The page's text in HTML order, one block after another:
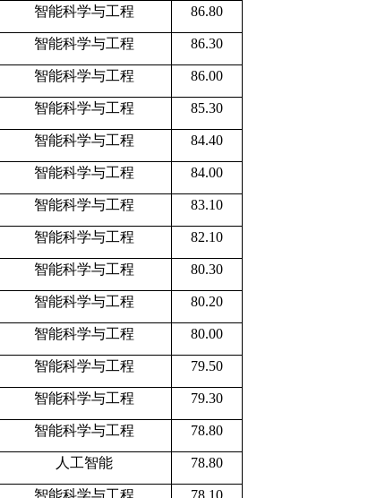
智能科学与工程 86.80
智能科学与工程 86.30
智能科学与工程 86.00
智能科学与工程 85.30
智能科学与工程 84.40
智能科学与工程 84.00
智能科学与工程 83.10
智能科学与工程 82.10
智能科学与工程 80.30
智能科学与工程 80.20
智能科学与工程 80.00
智能科学与工程 79.50
智能科学与工程 79.30
智能科学与工程 78.80
人工智能 78.80
智能科学与工程 78.10